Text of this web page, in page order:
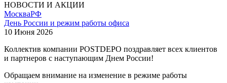
НОВОСТИ И АКЦИИ
МоскваРФ
День России и режим работы офиса
10 Июня 2026
Коллектив компании POSTDEPO поздравляет всех клиентов
и партнеров с наступающим Днем России!
Обращаем внимание на изменение в режиме работы